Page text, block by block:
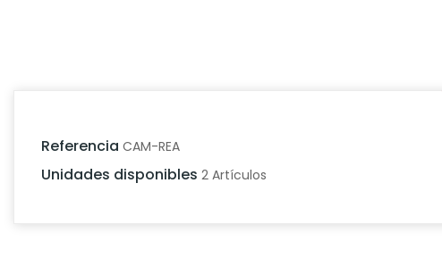
Referencia CAM-REA
Unidades disponibles 2 Artículos